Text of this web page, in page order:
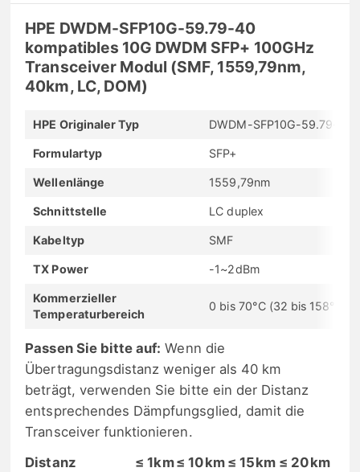
HPE DWDM-SFP10G-59.79-40
kompatibles 10G DWDM SFP+ 100GHz
Transceiver Modul (SMF, 1559,79nm,
40km, LC, DOM)
HPE Originaler Typ DWDM-SFP10G-59.79-40
Formulartyp SFP+
Wellenlänge 1559,79nm
Schnittstelle LC duplex
Kabeltyp SMF
TX Power -1~2dBm
Kommerzieller
Temperaturbereich
0 bis 70°C (32 bis 158°F)
Passen Sie bitte auf: Wenn die
Übertragungsdistanz weniger als 40 km
beträgt, verwenden Sie bitte ein der Distanz
entsprechendes Dämpfungsglied, damit die
Transceiver funktionieren.
Distanz
≤ 1km≤ 10km ≤ 15km ≤ 20km